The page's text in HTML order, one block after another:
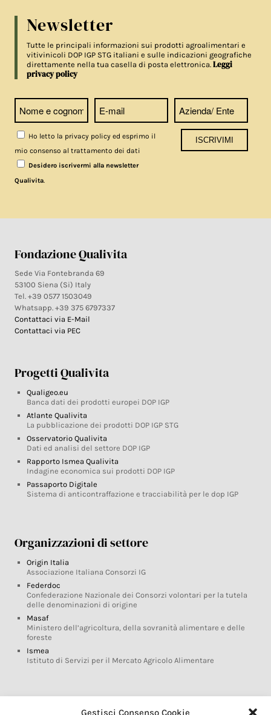
Gestisci Consenso Cookie
Newsletter
Tutte le principali informazioni sui prodotti agroalimentari e
vitivinicoli DOP IGP STG italiani e sulle indicazioni geografiche
direttamente nella tua casella di posta elettronica.Leggi
privacy policy
Ho letto la privacy policy ed esprimo il
mio consenso al trattamento dei dati
Desidero iscrivermi alla newsletter
Qualivita.
Fondazione Qualivita
Sede Via Fontebranda 69
53100 Siena (Si) Italy
Tel. +39 0577 1503049
Whatsapp. +39 375 6797337
Contattaci via E-Mail
Contattaci via PEC
Progetti Qualivita
Qualigeo.eu
Banca dati dei prodotti europei DOP IGP
Atlante Qualivita
La pubblicazione dei prodotti DOP IGP STG
Osservatorio Qualivita
Dati ed analisi del settore DOP IGP
Rapporto Ismea Qualivita
Indagine economica sui prodotti DOP IGP
Passaporto Digitale
Sistema di anticontraffazione e tracciabilità per le dop IGP
Organizzazioni di settore
Origin Italia
Associazione Italiana Consorzi IG
Federdoc
Confederazione Nazionale dei Consorzi volontari per la tutela
delle denominazioni di origine
Masaf
Ministero dell’agricoltura, della sovranità alimentare e delle
foreste
Ismea
Istituto di Servizi per il Mercato Agricolo Alimentare
Glossario DOP IGP